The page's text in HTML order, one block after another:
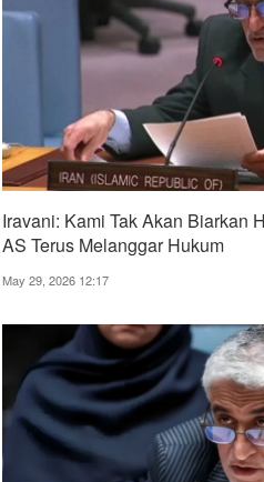
Iravani: Kami Tak Akan Biarkan
AS Terus Melanggar Hukum
May 29, 2026 12:17